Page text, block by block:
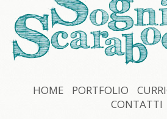
HOME PORTFOLIO
CONTATTI